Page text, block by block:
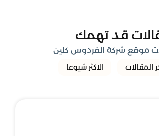
قد تهمك
موقع شركة الفردوس كلين
المقالات الاكثر شيوعا